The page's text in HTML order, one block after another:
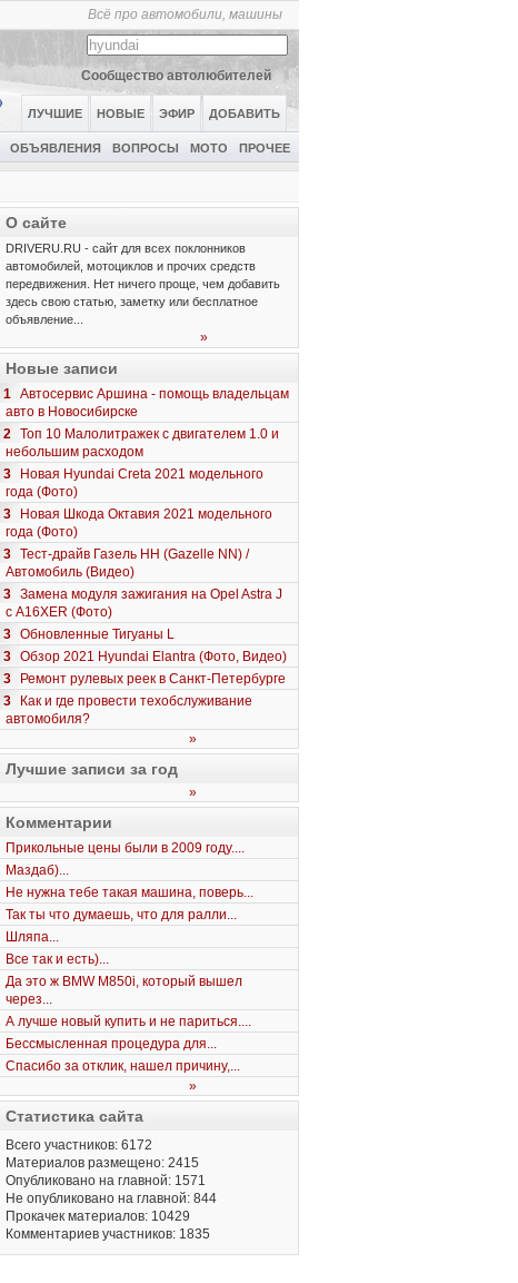
Всё про автомобили, машины
Сообщество автолюбителей
ЛУЧШИЕ НОВЫЕ ЭФИР ДОБАВИТЬ
ОБЪЯВЛЕНИЯ ВОПРОСЫ МОТО ПРОЧЕЕ
О сайте
DRIVERU.RU - сайт для всех поклонников
автомобилей, мотоциклов и прочих средств
передвижения. Нет ничего проще, чем добавить
здесь свою статью, заметку или бесплатное
объявление...
»
Новые записи
1 Автосервис Аршина - помощь владельцам
авто в Новосибирске
2 Топ 10 Малолитражек с двигателем 1.0 и
небольшим расходом
3
Новая Hyundai Creta 2021 модельного
года (Фото)
3
Новая Шкода Октавия 2021 модельного
года (Фото)
3 Тест-драйв Газель НН (Gazelle NN) /
Автомобиль (Видео)
3 Замена модуля зажигания на Opel Astra J
с A16XER (Фото)
3 Обновленные Тигуаны L
3 Обзор 2021 Hyundai Elantra (Фото, Видео)
3
Ремонт рулевых реек в Санкт-Петербурге
3
Как и где провести техобслуживание
автомобиля?
»
Лучшие записи за год
»
Комментарии
Прикольные цены были в 2009 году....
Маздаб)...
Не нужна тебе такая машина, поверь...
Так ты что думаешь, что для ралли...
Шляпа...
Все так и есть)...
Да это ж BMW M850i, который вышел
через...
А лучше новый купить и не париться....
Бессмысленная процедура для...
Спасибо за отклик, нашел причину,...
»
Статистика сайта
Всего участников: 6172
Материалов размещено: 2415
Опубликовано на главной: 1571
Не опубликовано на главной: 844
Прокачек материалов: 10429
Комментариев участников: 1835